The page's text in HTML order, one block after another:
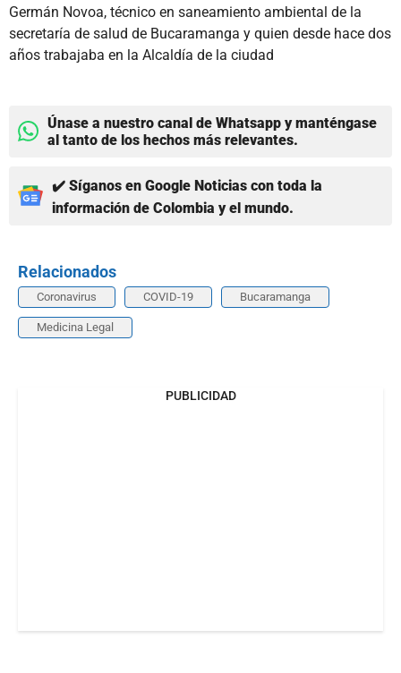
Germán Novoa, técnico en saneamiento ambiental de la
secretaría de salud de Bucaramanga y quien desde hace dos
años trabajaba en la Alcaldía de la ciudad
Únase a nuestro canal de Whatsapp y manténgase
al tanto de los hechos más relevantes.
✔️ Síganos en Google Noticias con toda la
información de Colombia y el mundo.
Relacionados
Coronavirus COVID-19 Bucaramanga
Medicina Legal
PUBLICIDAD